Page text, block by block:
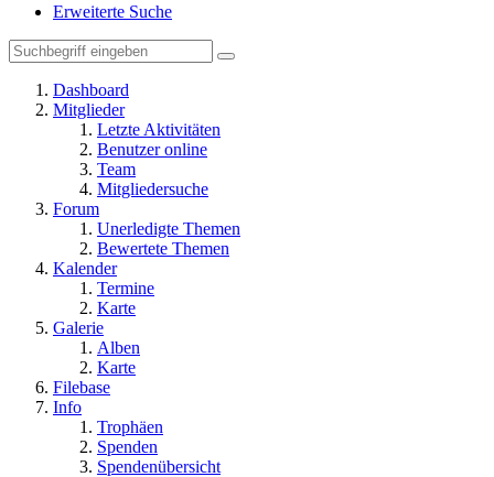
Erweiterte Suche
Dashboard
Mitglieder
Letzte Aktivitäten
Benutzer online
Team
Mitgliedersuche
Forum
Unerledigte Themen
Bewertete Themen
Kalender
Termine
Karte
Galerie
Alben
Karte
Filebase
Info
Trophäen
Spenden
Spendenübersicht